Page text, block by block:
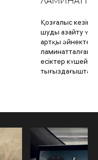
Қозғалыс
шуды азайту
артқы әйнектер
ламинатталған
есіктер